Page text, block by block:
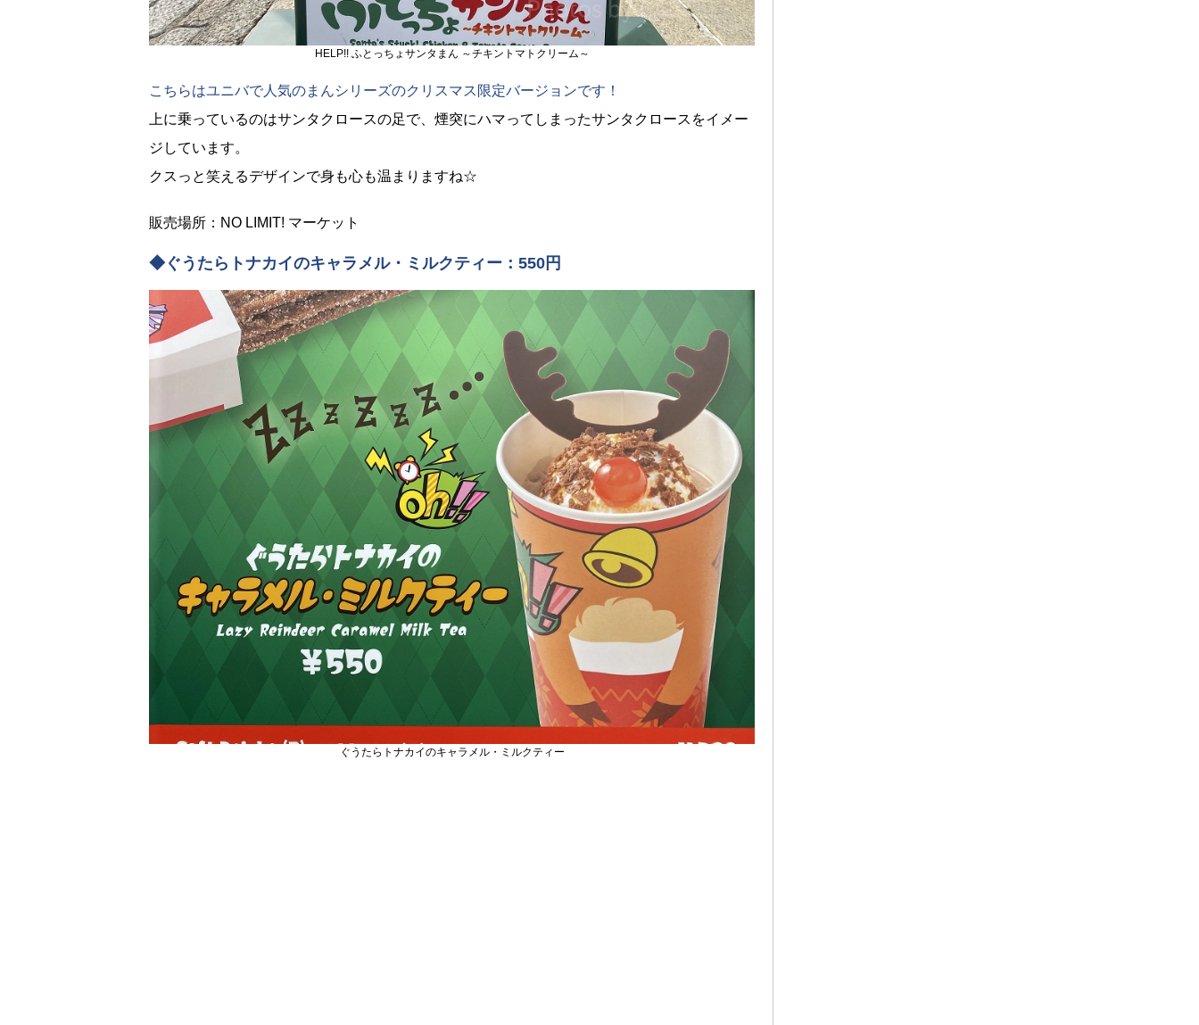
HELP!! ふとっちょサンタまん ～チキントマトクリーム～
こちらはユニバで人気のまんシリーズのクリスマス限定バージョンです！
上に乗っているのはサンタクロースの足で、煙突にハマってしまったサンタクロースをイメー
ジしています。
クスっと笑えるデザインで身も心も温まりますね☆
販売場所：NO LIMIT! マーケット
◆ぐうたらトナカイのキャラメル・ミルクティー：550円
ぐうたらトナカイのキャラメル・ミルクティー